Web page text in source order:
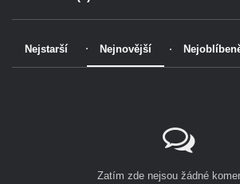
Nejstarší Nejnovější
Zatím zde nejsou žádné